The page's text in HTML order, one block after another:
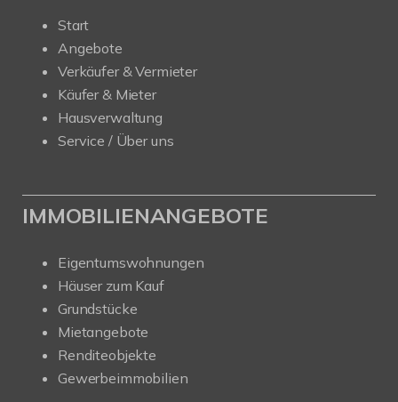
Start
Angebote
Verkäufer & Vermieter
Käufer & Mieter
Hausverwaltung
Service / Über uns
IMMOBILIENANGEBOTE
Eigentumswohnungen
Häuser zum Kauf
Grundstücke
Mietangebote
Renditeobjekte
Gewerbeimmobilien